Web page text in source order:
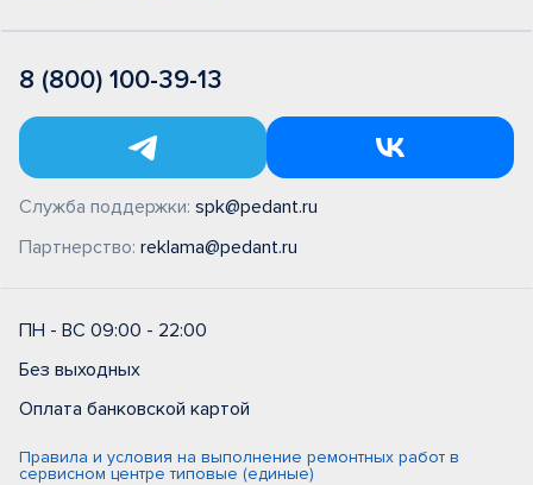
8 (800) 100-39-13
Служба поддержки: spk@pedant.ru
Партнерство: reklama@pedant.ru
ПН - ВС 09:00 - 22:00
Без выходных
Оплата банковской картой
Правила и условия на выполнение ремонтных работ в
сервисном центре типовые (единые)